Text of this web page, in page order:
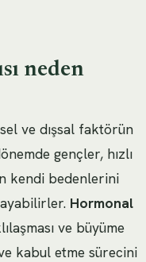
neden
ve dışsal faktörün
gençler, hızlı
kendi bedenlerini
Hormonal
ve büyüme
kabul etme sürecini